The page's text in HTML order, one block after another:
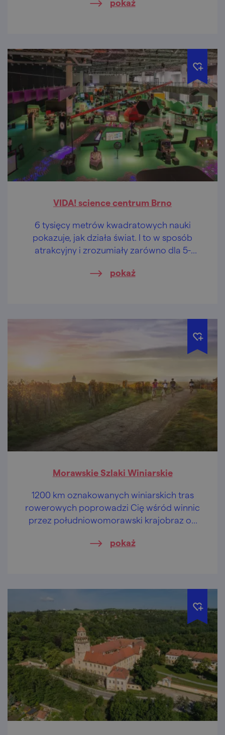
pokaż
VIDA! science centrum Brno
6 tysięcy metrów kwadratowych nauki
pokazuje, jak działa świat. I to w sposób
atrakcyjny i zrozumiały zarówno dla 5-
wystrzelić rakietę.
pokaż
Morawskie Szlaki Winiarskie
1200 km oznakowanych winiarskich tras
rowerowych poprowadzi Cię wśród winnic
przez południowomorawski krajobraz od
Hradiště – odkrywaj malownicze miasta i
gościnnych morawskich winiarzy.
pokaż